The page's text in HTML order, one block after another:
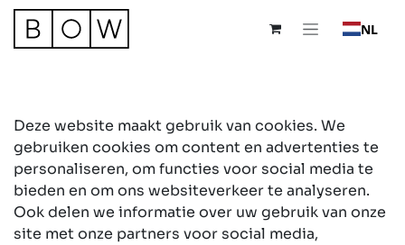
Overslaan naar inhoud
NL
Deze website maakt gebruik van cookies. We
gebruiken cookies om content en advertenties te
personaliseren, om functies voor social media te
bieden en om ons websiteverkeer te analyseren.
Ook delen we informatie over uw gebruik van onze
site met onze partners voor social media,